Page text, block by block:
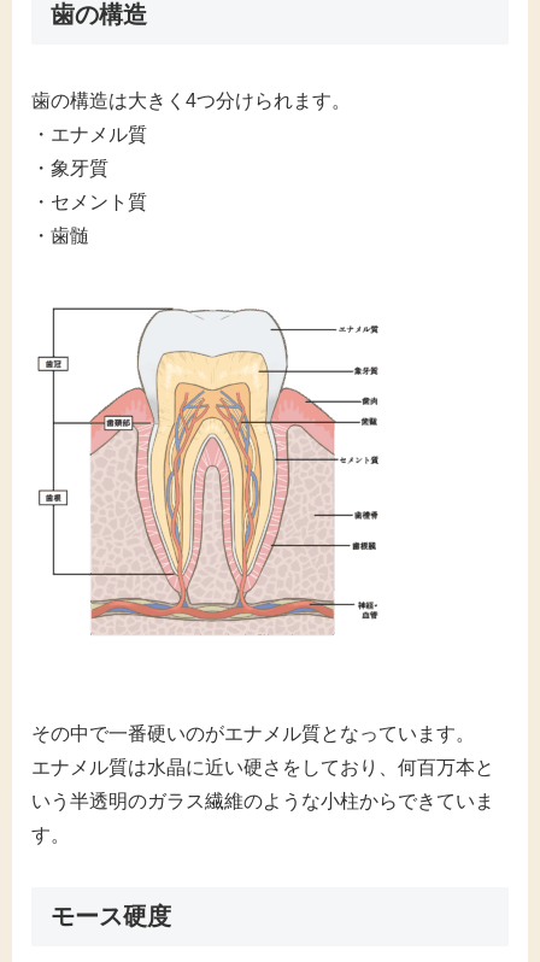
歯の構造
歯の構造は大きく4つ分けられます。
・エナメル質
・象牙質
・セメント質
・歯髄
その中で一番硬いのがエナメル質となっています。
エナメル質は水晶に近い硬さをしており、何百万本と
いう半透明のガラス繊維のような小柱からできていま
す。
モース硬度